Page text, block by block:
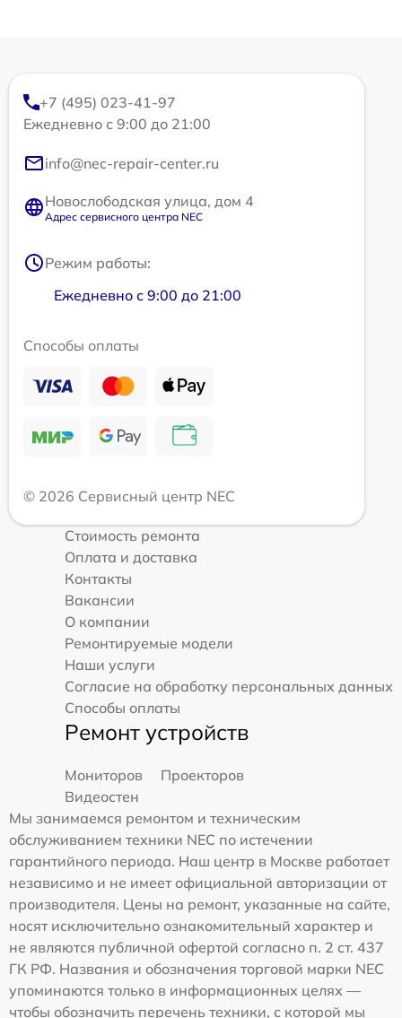
+7 (495) 023-41-97
Ежедневно с 9:00 до 21:00
info@nec-repair-center.ru
Новослободская улица, дом 4
Адрес сервисного центра NEC
Режим работы:
Ежедневно с 9:00 до 21:00
Способы оплаты
© 2026 Сервисный центр NEC
Стоимость ремонта
Оплата и доставка
Контакты
Вакансии
О компании
Ремонтируемые модели
Наши услуги
Согласие на обработку персональных данных
Способы оплаты
Ремонт устройств
Мониторов
Проекторов
Видеостен
Мы занимаемся ремонтом и техническим
обслуживанием техники NEC по истечении
гарантийного периода. Наш центр в Москве работает
независимо и не имеет официальной авторизации от
производителя. Цены на ремонт, указанные на сайте,
носят исключительно ознакомительный характер и
не являются публичной офертой согласно п. 2 ст. 437
ГК РФ. Названия и обозначения торговой марки NEC
упоминаются только в информационных целях —
чтобы обозначить перечень техники, с которой мы